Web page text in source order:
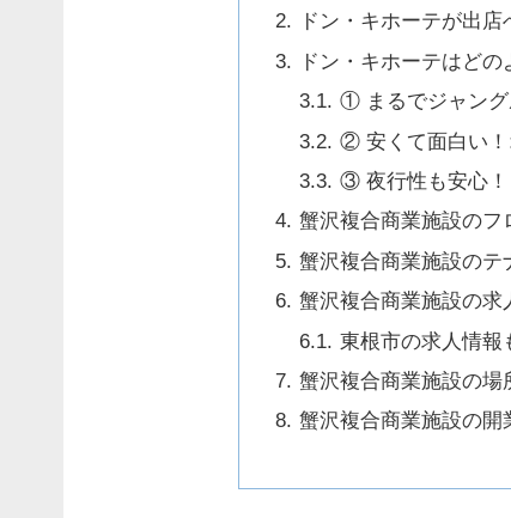
ドン・キホーテが出店
ドン・キホーテはどの
① まるでジャング
② 安くて面白い！
③ 夜行性も安心！
蟹沢複合商業施設のフ
蟹沢複合商業施設のテ
蟹沢複合商業施設の求
東根市の求人情報
蟹沢複合商業施設の場
蟹沢複合商業施設の開